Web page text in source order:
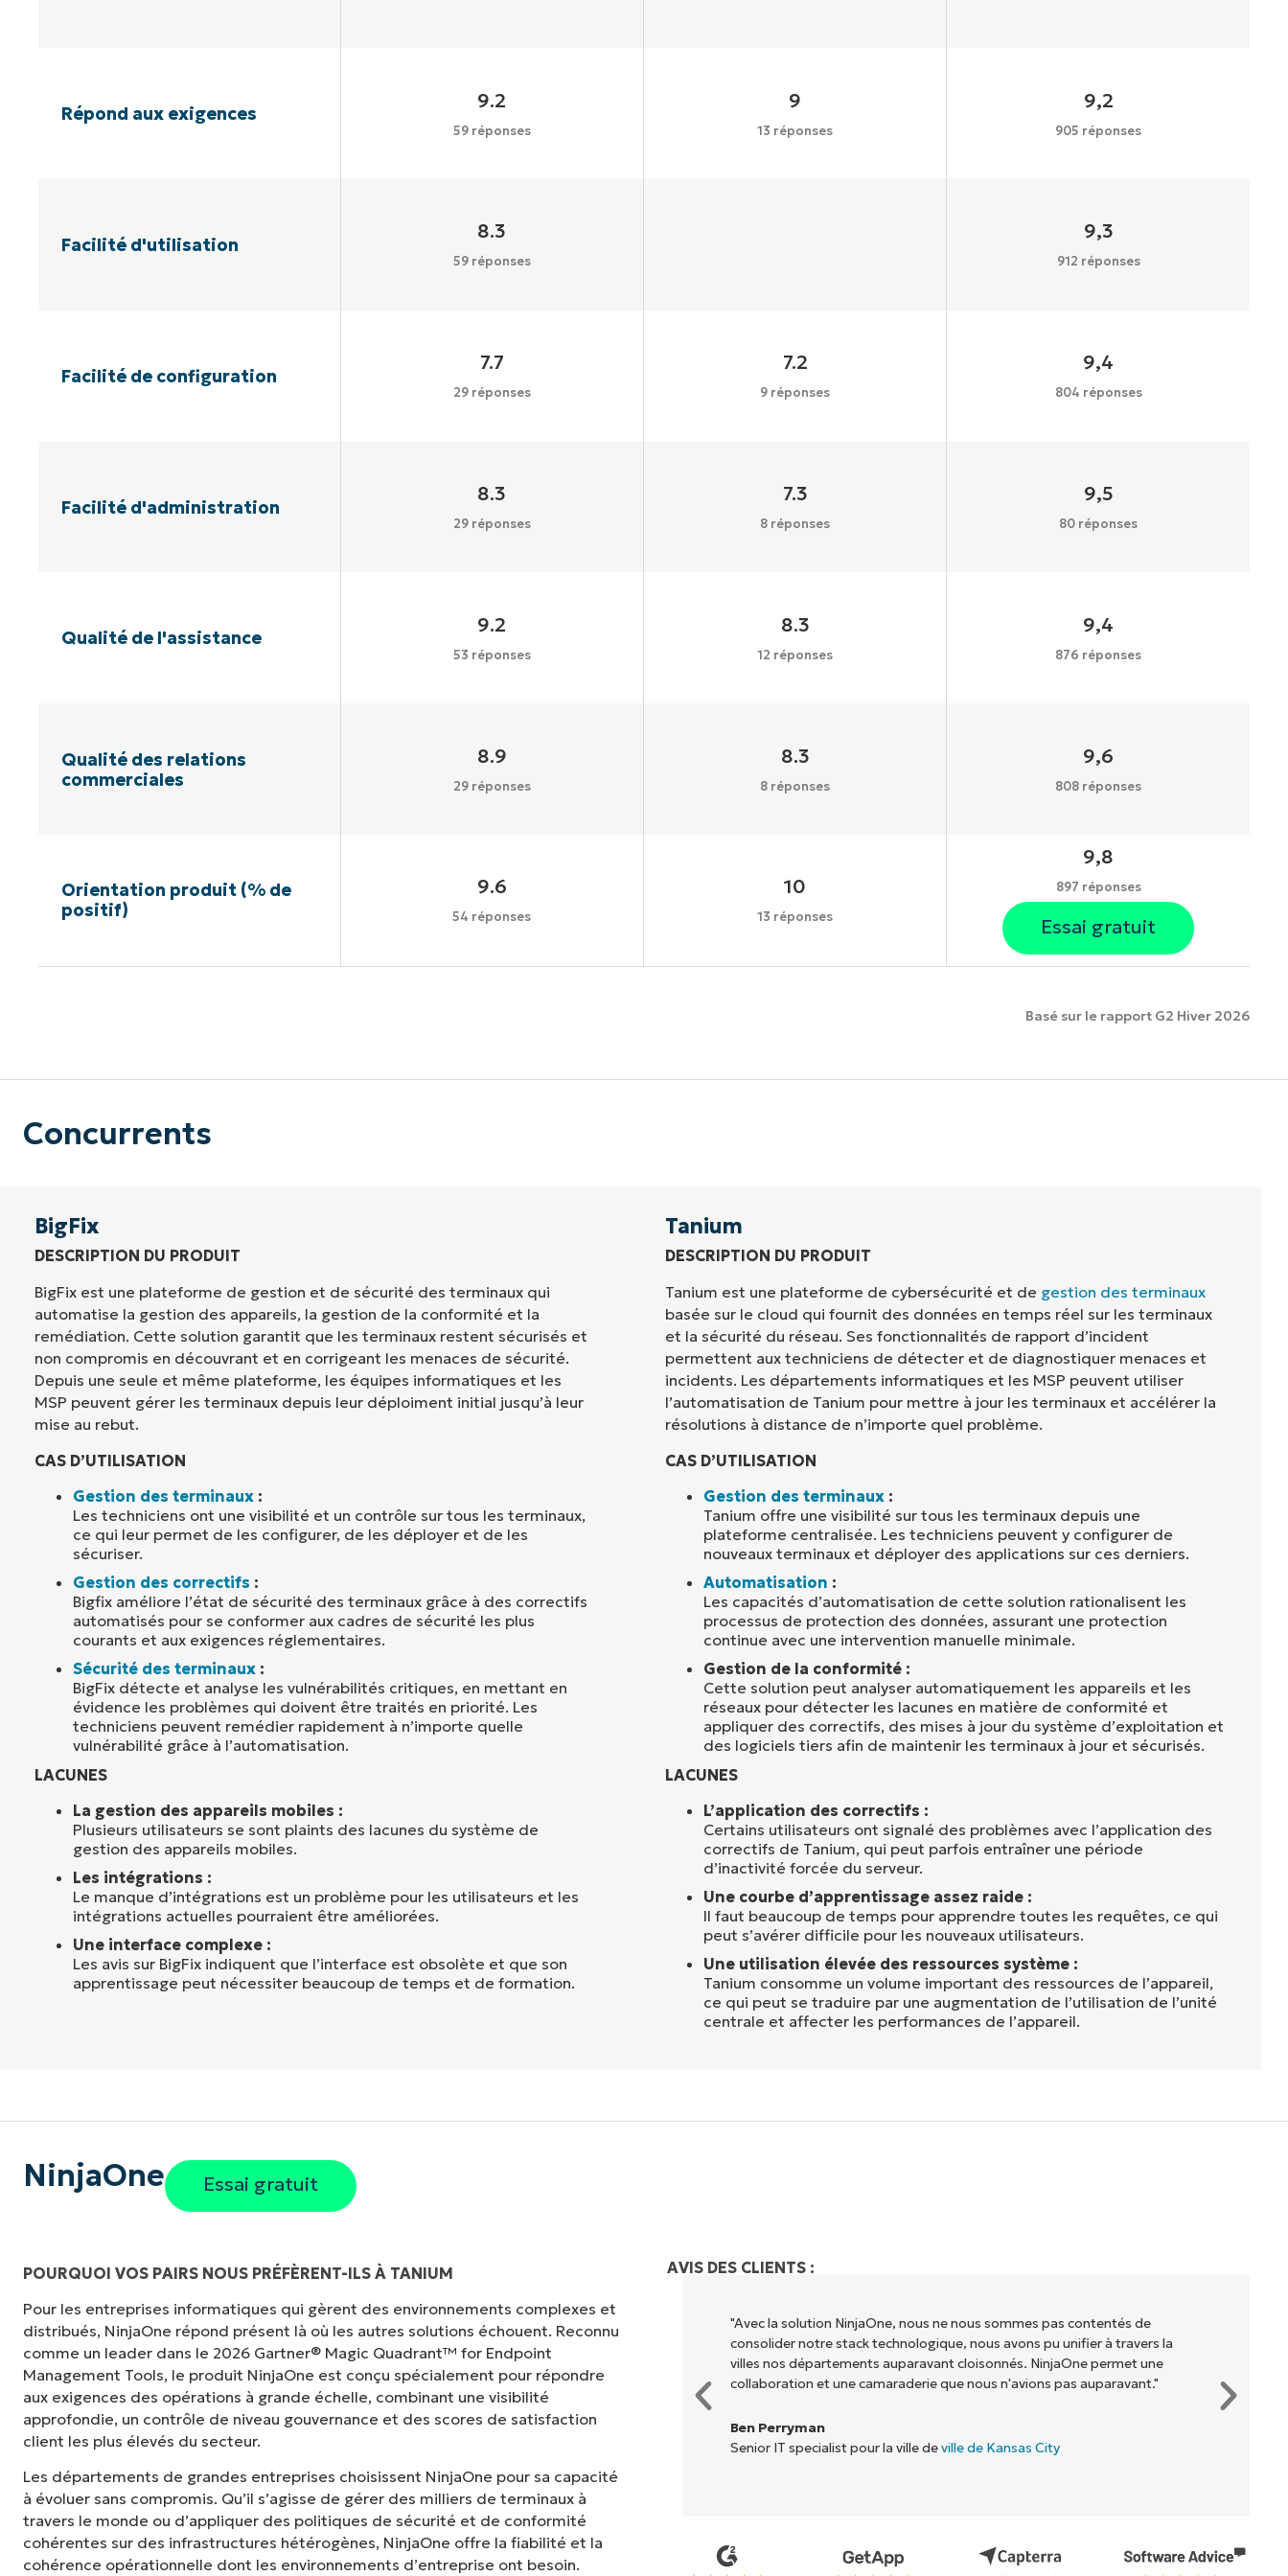
Répond aux exigences
9.2
59 réponses
9
13 réponses
9,2
905 réponses
Facilité d'utilisation
8.3
59 réponses
9,3
912 réponses
Facilité de configuration
7.7
29 réponses
7.2
9 réponses
9,4
804 réponses
Facilité d'administration
8.3
29 réponses
7.3
8 réponses
9,5
80 réponses
Qualité de l'assistance
9.2
53 réponses
8.3
12 réponses
9,4
876 réponses
Qualité des relations
commerciales
8.9
29 réponses
8.3
8 réponses
9,6
808 réponses
Orientation produit (% de
positif)
9.6
54 réponses
10
13 réponses
9,8
897 réponses
Essai gratuit
Basé sur le rapport G2 Hiver 2026
Concurrents
BigFix
DESCRIPTION DU PRODUIT
BigFix est une plateforme de gestion et de sécurité des terminaux qui
automatise la gestion des appareils, la gestion de la conformité et la
remédiation. Cette solution garantit que les terminaux restent sécurisés et
non compromis en découvrant et en corrigeant les menaces de sécurité.
Depuis une seule et même plateforme, les équipes informatiques et les
MSP peuvent gérer les terminaux depuis leur déploiment initial jusqu’à leur
mise au rebut.
CAS D’UTILISATION
Gestion des terminaux :
Les techniciens ont une visibilité et un contrôle sur tous les terminaux,
ce qui leur permet de les configurer, de les déployer et de les
sécuriser.
Gestion des correctifs :
Bigfix améliore l’état de sécurité des terminaux grâce à des correctifs
automatisés pour se conformer aux cadres de sécurité les plus
courants et aux exigences réglementaires.
Sécurité des terminaux :
BigFix détecte et analyse les vulnérabilités critiques, en mettant en
évidence les problèmes qui doivent être traités en priorité. Les
techniciens peuvent remédier rapidement à n’importe quelle
vulnérabilité grâce à l’automatisation.
LACUNES
La gestion des appareils mobiles :
Plusieurs utilisateurs se sont plaints des lacunes du système de
gestion des appareils mobiles.
Les intégrations :
Le manque d’intégrations est un problème pour les utilisateurs et les
intégrations actuelles pourraient être améliorées.
Une interface complexe :
Les avis sur BigFix indiquent que l’interface est obsolète et que son
apprentissage peut nécessiter beaucoup de temps et de formation.
Tanium
DESCRIPTION DU PRODUIT
Tanium est une plateforme de cybersécurité et de gestion des terminaux
basée sur le cloud qui fournit des données en temps réel sur les terminaux
et la sécurité du réseau. Ses fonctionnalités de rapport d’incident
permettent aux techniciens de détecter et de diagnostiquer menaces et
incidents. Les départements informatiques et les MSP peuvent utiliser
l’automatisation de Tanium pour mettre à jour les terminaux et accélérer la
résolutions à distance de n’importe quel problème.
CAS D’UTILISATION
Gestion des terminaux :
Tanium offre une visibilité sur tous les terminaux depuis une
plateforme centralisée. Les techniciens peuvent y configurer de
nouveaux terminaux et déployer des applications sur ces derniers.
Automatisation :
Les capacités d’automatisation de cette solution rationalisent les
processus de protection des données, assurant une protection
continue avec une intervention manuelle minimale.
Gestion de la conformité :
Cette solution peut analyser automatiquement les appareils et les
réseaux pour détecter les lacunes en matière de conformité et
appliquer des correctifs, des mises à jour du système d’exploitation et
des logiciels tiers afin de maintenir les terminaux à jour et sécurisés.
LACUNES
L’application des correctifs :
Certains utilisateurs ont signalé des problèmes avec l’application des
correctifs de Tanium, qui peut parfois entraîner une période
d’inactivité forcée du serveur.
Une courbe d’apprentissage assez raide :
Il faut beaucoup de temps pour apprendre toutes les requêtes, ce qui
peut s’avérer difficile pour les nouveaux utilisateurs.
Une utilisation élevée des ressources système :
Tanium consomme un volume important des ressources de l’appareil,
ce qui peut se traduire par une augmentation de l’utilisation de l’unité
centrale et affecter les performances de l’appareil.
NinjaOne Essai gratuit
POURQUOI VOS PAIRS NOUS PRÉFÈRENT-ILS À TANIUM
Pour les entreprises informatiques qui gèrent des environnements complexes et
distribués, NinjaOne répond présent là où les autres solutions échouent. Reconnu
comme un leader dans le 2026 Gartner® Magic Quadrant™ for Endpoint
Management Tools, le produit NinjaOne est conçu spécialement pour répondre
aux exigences des opérations à grande échelle, combinant une visibilité
approfondie, un contrôle de niveau gouvernance et des scores de satisfaction
client les plus élevés du secteur.
Les départements de grandes entreprises choisissent NinjaOne pour sa capacité
à évoluer sans compromis. Qu’il s’agisse de gérer des milliers de terminaux à
travers le monde ou d’appliquer des politiques de sécurité et de conformité
cohérentes sur des infrastructures hétérogènes, NinjaOne offre la fiabilité et la
cohérence opérationnelle dont les environnements d’entreprise ont besoin.
AVIS DES CLIENTS :
"Auparavant, j'avais besoin de 10 à 15 outils différents pour exécuter ce que
NinjaOne fait dans son panneau de contrôle centralisé." NinjaOne rend la vie
tellement plus facile."
Ernie Turner
Directeur informatique chezVetcor
"Avec la solution NinjaOne, nous ne nous sommes pas contentés de
consolider notre stack technologique, nous avons pu unifier à travers la
villes nos départements auparavant cloisonnés. NinjaOne permet une
collaboration et une camaraderie que nous n'avions pas auparavant."
Ben Perryman
Senior IT specialist pour la ville deville de Kansas City
Company